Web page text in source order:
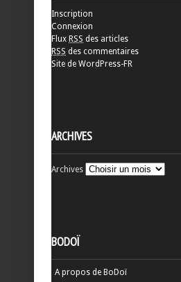
Inscription
Connexion
Flux RSS des articles
RSS des commentaires
Site de WordPress-FR
ARCHIVES
Archives
BODOÏ
A propos de BoDoï